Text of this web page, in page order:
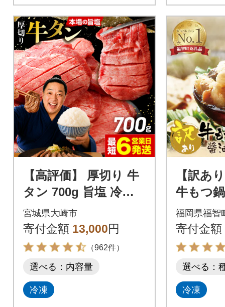
【高評価】 厚切り 牛
タン 700g 旨塩 冷凍
小分け 牛たん 肉厚 仙
台 名物 不揃い 訳あり
宮城県大崎市
寄付金額 13,000円
（962件）
選べる：内容量
冷凍
【訳あ
牛もつ
×5セッ
福岡県福智
寄付金額
選べる：
冷凍